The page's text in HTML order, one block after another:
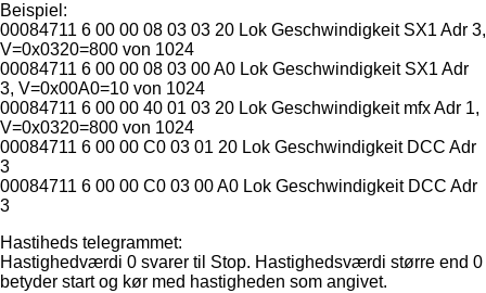
Beispiel:
00084711 6 00 00 08 03 03 20 Lok Geschwindigkeit SX1 Adr 3,
V=0x0320=800 von 1024
00084711 6 00 00 08 03 00 A0 Lok Geschwindigkeit SX1 Adr
3, V=0x00A0=10 von 1024
00084711 6 00 00 40 01 03 20 Lok Geschwindigkeit mfx Adr 1,
V=0x0320=800 von 1024
00084711 6 00 00 C0 03 01 20 Lok Geschwindigkeit DCC Adr
3
00084711 6 00 00 C0 03 00 A0 Lok Geschwindigkeit DCC Adr
3
Hastiheds telegrammet:
Hastighedværdi 0 svarer til Stop. Hastighedsværdi større end 0
betyder start og kør med hastigheden som angivet.